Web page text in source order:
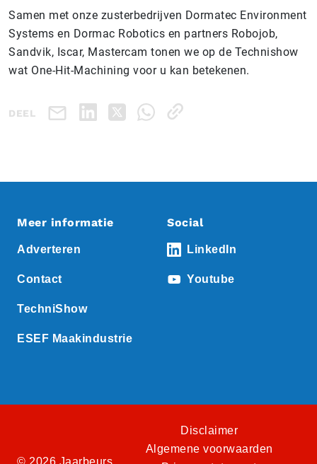
Samen met onze zusterbedrijven Dormatec Environment
Systems en Dormac Robotics en partners Robojob,
Sandvik, Iscar, Mastercam tonen we op de Technishow
wat One-Hit-Machining voor u kan betekenen.
DEEL
Meer informatie
Adverteren
Contact
TechniShow
ESEF Maakindustrie
Social
LinkedIn
Youtube
© 2026 Jaarbeurs
Disclaimer
Algemene voorwaarden